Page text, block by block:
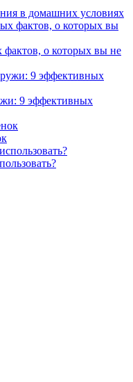
в домашних условиях
о которых вы не
9 эффективных